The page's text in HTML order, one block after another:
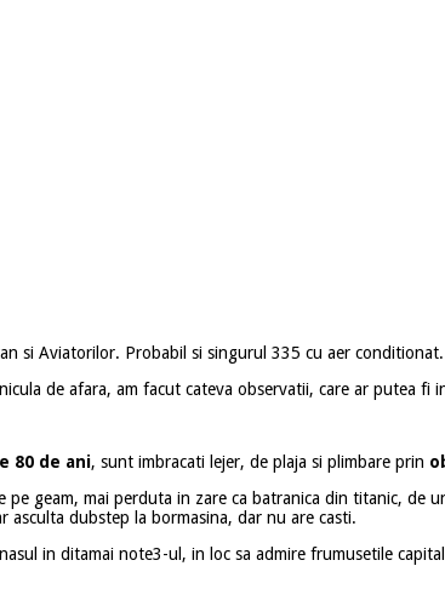
si Aviatorilor. Probabil si singurul 335 cu aer conditionat.
de afara, am facut cateva observatii, care ar putea fi
80 de ani, sunt imbracati lejer, de plaja si plimbare prin
geam, mai perduta in zare ca batranica din titanic, de
asculta dubstep la bormasina, dar nu are casti.
in ditamai note3-ul, in loc sa admire frumusetile